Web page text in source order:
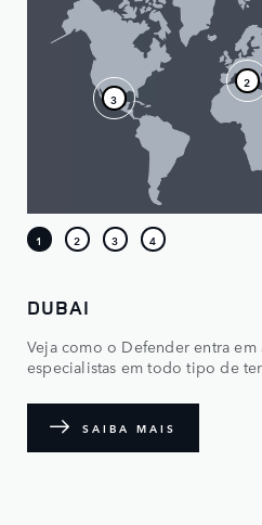
DUBAI
Veja como o Defender entra
especialistas em todo tipo de
SAIBA MAIS